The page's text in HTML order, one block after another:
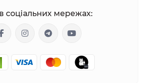
соціальних мережах: